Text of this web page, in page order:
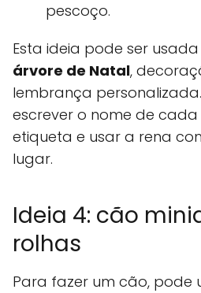
pescoço.
Esta ideia pode ser
árvore de Natal,
lembrança
escrever o nome de
etiqueta e usar a rena
lugar.
Ideia 4: cão
rolhas
Para fazer um cão, pode